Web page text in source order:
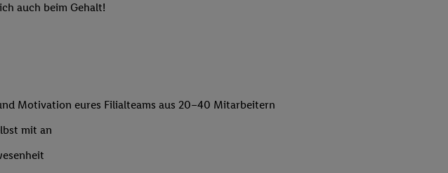
auch beim Gehalt!
Motivation eures Filialteams aus 20–40 Mitarbeitern
mit an